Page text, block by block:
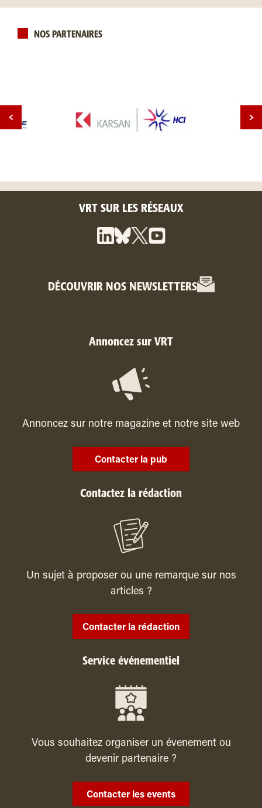
NOS PARTENAIRES
VRT SUR LES RÉSEAUX
DÉCOUVRIR NOS NEWSLETTERS
Annoncez sur VRT
Annoncez sur notre magazine et notre site web
Contacter la pub
Contactez la rédaction
Un sujet à proposer ou une remarque sur nos
articles ?
Contacter la rédaction
Service événementiel
Vous souhaitez organiser un évenement ou
devenir partenaire ?
Contacter les events